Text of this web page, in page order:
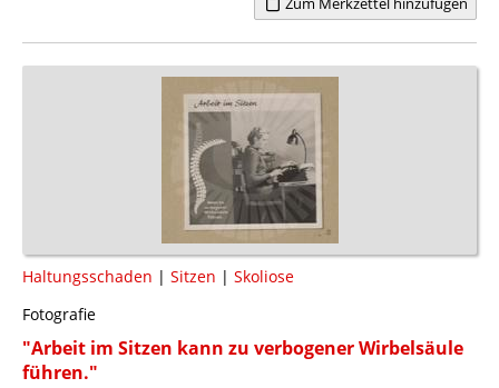
Haltungsschaden | Sitzen | Skoliose
Fotografie
"Arbeit im Sitzen kann zu verbogener Wirbelsäule
führen."